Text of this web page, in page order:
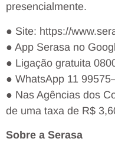
presencialmente.
● Site: https://
● App Serasa no
● Ligação gratuita
● WhatsApp 11
● Nas Agências dos
de uma taxa de R$
Sobre a Serasa